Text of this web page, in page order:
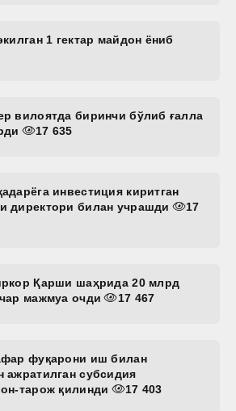
1 гектар майдон ёниб
вилоятда биринчи бўлиб ғалла
17 635
инвестиция киритган
директори билан учрашди
17
Қарши шаҳрида 20 млрд
мажмуа очди
17 467
фуқарони иш билан
ажратилган субсидия
тарож қилинди
17 403